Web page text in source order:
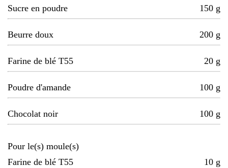
Sucre en poudre 150 g
Beurre doux 200 g
Farine de blé T55 20 g
Poudre d'amande 100 g
Chocolat noir 100 g
Pour le(s) moule(s)
Farine de blé T55
10 g